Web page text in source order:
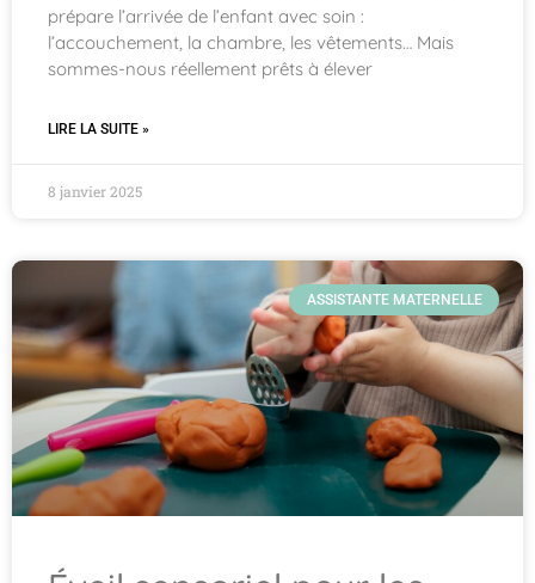
prépare l’arrivée de l’enfant avec soin :
l’accouchement, la chambre, les vêtements… Mais
sommes-nous réellement prêts à élever
LIRE LA SUITE »
8 janvier 2025
ASSISTANTE MATERNELLE